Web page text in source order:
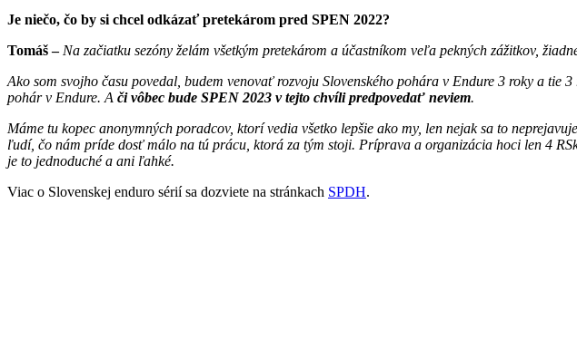
Je niečo, čo by si chcel odkázať pretekárom pred SPEN 2022?
Tomáš – Na začiatku sezóny želám všetkým pretekárom a účastníkom veľa pekných zážitkov,
Ako som svojho času povedal, budem venovať rozvoju Slovenského pohára v Endure 3 roky a tie
pohár v Endure. A či vôbec bude SPEN 2023 v tejto chvíli predpovedať neviem.
Máme tu kopec anonymných poradcov, ktorí vedia všetko lepšie ako my, len nejak sa to
ľudí, čo nám príde dosť málo na tú prácu, ktorá za tým stoji. Príprava a organizácia hoci len 4
je to jednoduché a ani ľahké.
Viac o Slovenskej enduro sérií sa dozviete na stránkach SPDH.